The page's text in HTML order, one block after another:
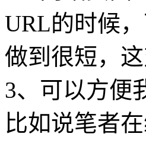
URL的时候
做到很短，
3、可以方便
比如说笔者